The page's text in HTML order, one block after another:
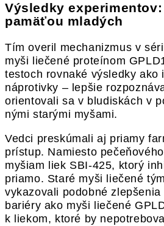
Výsledky
pamäťou mladých
Tím overil mechanizmus v
myši liečené proteínom
testoch rovnaké výsledky ako
náprotivky – lepšie
orientovali sa v bludiskách v
nými starými myšami.
Vedci preskúmali aj priamy
prístup. Namiesto
myšiam liek SBI-425, ktorý
priamo. Staré myši liečené
vykazovali podobné
bariéry ako myši liečené
k liekom, ktoré by